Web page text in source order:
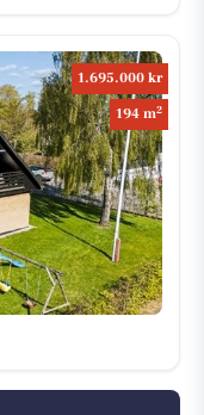
1.695.000 kr
194 m2